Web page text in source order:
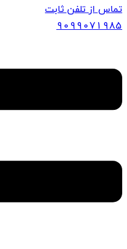
تماس از تلفن ثابت
9099071985